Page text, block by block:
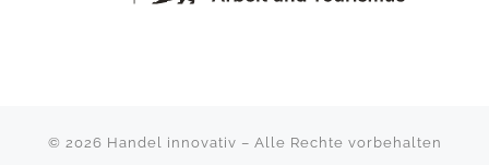
© 2026 Handel innovativ – Alle Rechte vorbehalten